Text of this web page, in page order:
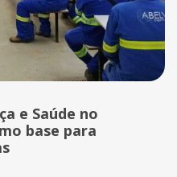
e Saúde no
base para